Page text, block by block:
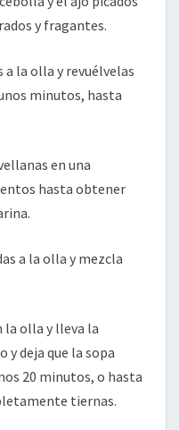
y fragantes.
a la olla y revuélvelas
minutos, hasta
en una
hasta obtener
a la olla y mezcla
la olla y lleva la
y deja que la sopa
20 minutos, o hasta
tiernas.